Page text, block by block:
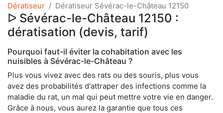
Dératiseur Dératiseur Sévérac-le-Château 12150
ᐅ Sévérac-le-Château 12150 :
dératisation (devis, tarif)
Pourquoi faut-il éviter la cohabitation avec les
nuisibles à Sévérac-le-Château ?
Plus vous vivez avec des rats ou des souris, plus vous
avez des probabilités d'attraper des infections comme la
maladie du rat, un mal qui peut mettre votre vie en danger.
Grâce à nous, vous aurez la garantie que tous ces